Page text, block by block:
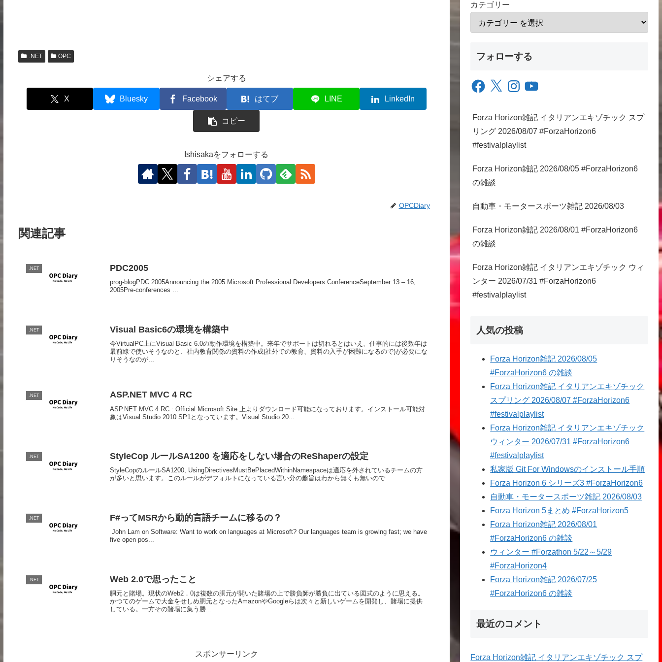
.NET OPC
シェアする
X Bluesky Facebook はてブ LINE LinkedIn
コピー
Ishisakaをフォローする
OPCDiary
関連記事
.NET PDC2005
prog-blogPDC 2005Announcing the 2005 Microsoft Professional Developers ConferenceSeptember 13 – 16,
2005Pre-conferences ...
.NET Visual Basic6の環境を構築中
今VirtualPC上にVisual Basic 6.0の動作環境を構築中。来年でサポートは切れるとはいえ、仕事的には後数年は
最前線で使いそうなのと、社内教育関係の資料の作成(社外での教育、資料の入手が困難になるので)が必要にな
りそうなのが...
.NET ASP.NET MVC 4 RC
ASP.NET MVC 4 RC : Official Microsoft Site.上よりダウンロード可能になっております。インストール可能対
象はVisual Studio 2010 SP1となっています。Visual Studio 20...
.NET StyleCop ルールSA1200 を適応をしない場合のReShaperの設定
StyleCopのルールSA1200, UsingDirectivesMustBePlacedWithinNamespaceは適応を外されているチームの方
が多いと思います。このルールがデフォルトになっている言い分の趣旨はわから無くも無いので...
.NET F#ってMSRから動的言語チームに移るの？
John Lam on Software: Want to work on languages at Microsoft? Our languages team is growing fast; we have
five open pos...
.NET Web 2.0で思ったこと
胴元と賭場。現状のWeb2．0は複数の胴元が開いた賭場の上で勝負師が勝負に出ている図式のように思える。
かつてのゲームで大金をせしめ胴元となったAmazonやGoogleらは次々と新しいゲームを開発し、賭場に提供
している。一方その賭場に集う勝...
スポンサーリンク
カテゴリー
フォローする
Facebook
X InstagramYouTube
Forza Horizon雑記 イタリアンエキゾチック スプ
リング 2026/08/07 #ForzaHorizon6
#festivalplaylist
Forza Horizon雑記 2026/08/05 #ForzaHorizon6
の雑談
自動車・モータースポーツ雑記 2026/08/03
Forza Horizon雑記 2026/08/01 #ForzaHorizon6
の雑談
Forza Horizon雑記 イタリアンエキゾチック ウィ
ンター 2026/07/31 #ForzaHorizon6
#festivalplaylist
人気の投稿
Forza Horizon雑記 2026/08/05
#ForzaHorizon6 の雑談
Forza Horizon雑記 イタリアンエキゾチック
スプリング 2026/08/07 #ForzaHorizon6
#festivalplaylist
Forza Horizon雑記 イタリアンエキゾチック
ウィンター 2026/07/31 #ForzaHorizon6
#festivalplaylist
私家版 Git For Windowsのインストール手順
Forza Horizon 6 シリーズ3 #ForzaHorizon6
自動車・モータースポーツ雑記 2026/08/03
Forza Horizon 5まとめ #ForzaHorizon5
Forza Horizon雑記 2026/08/01
#ForzaHorizon6 の雑談
ウィンター #Forzathon 5/22～5/29
#ForzaHorizon4
Forza Horizon雑記 2026/07/25
#ForzaHorizon6 の雑談
最近のコメント
Forza Horizon雑記 イタリアンエキゾチック スプ